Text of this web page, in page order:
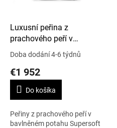
Luxusní peřina z
prachového peří v
Supersoft Batiste, Silver
Protection, 260 x 240 cm,
Artic Winter
Doba dodání 4-6 týdnů
€1 952
Do košíka
Peřiny z prachového peří v
bavlněném potahu Supersoft